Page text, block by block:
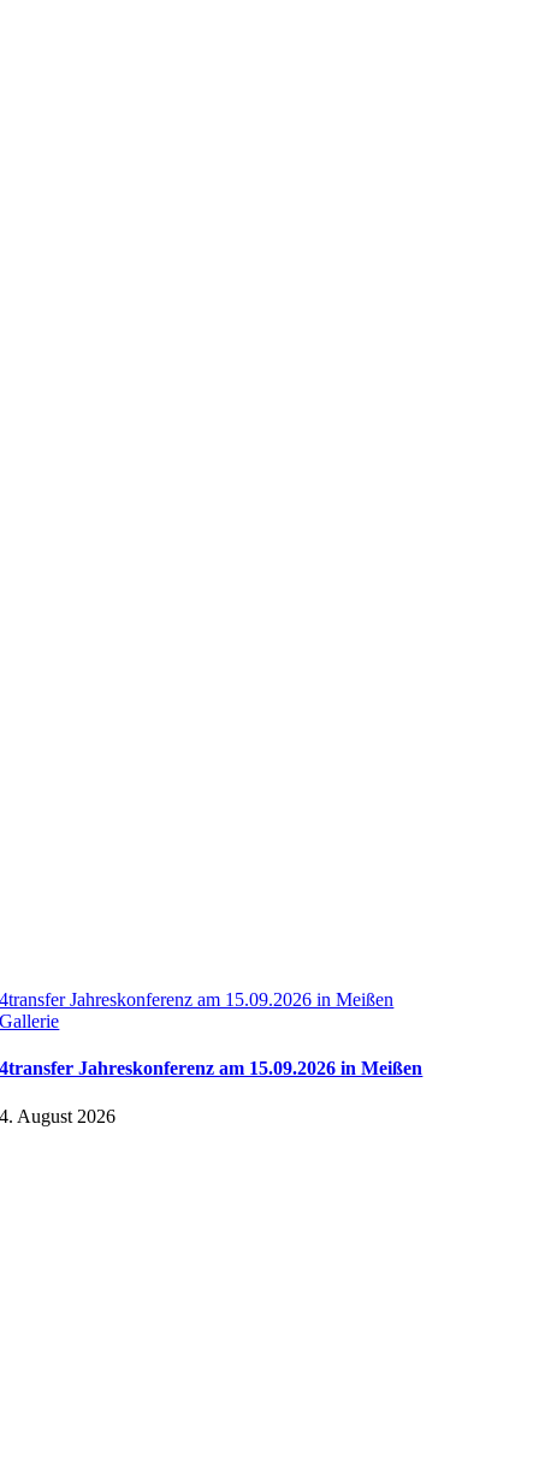
4transfer Jahreskonferenz am 15.09.2026 in Meißen
Gallerie
4transfer Jahreskonferenz am 15.09.2026 in Meißen
4. August 2026